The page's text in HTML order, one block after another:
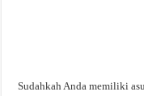
Sudahkah Anda memiliki